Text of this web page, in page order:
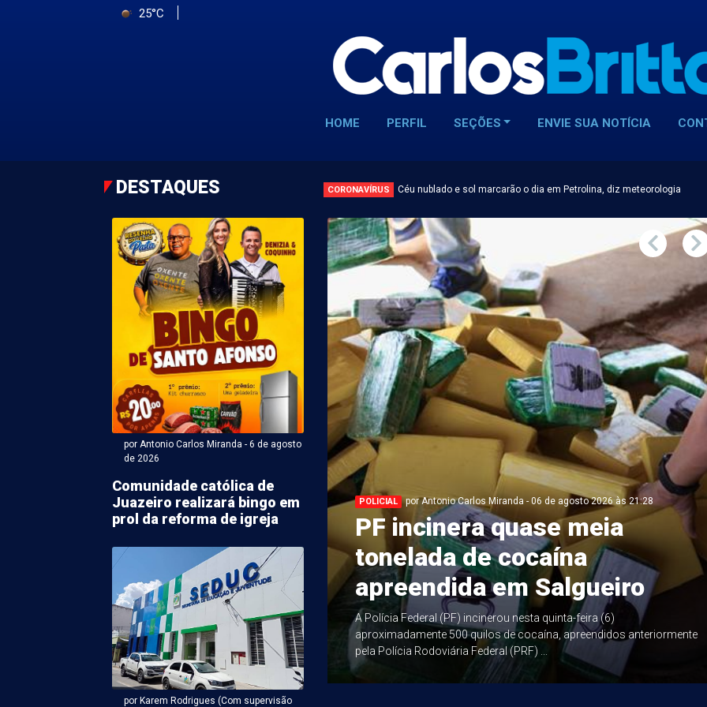
25°C
HOME PERFIL SEÇÕES ENVIE SUA NOTÍCIA
DESTAQUES CORONAVÍRUS Céu nublado e sol marcarão o dia em Petrolina, diz meteorologia
por Antonio Carlos Miranda - 6 de agosto
de 2026
Comunidade católica de
Juazeiro realizará bingo em
prol da reforma de igreja
por Karem Rodrigues (Com supervisão
Carlos Miranda - 06 de agosto 2026 às 18:50
a vice de João
tem maior
de bens em PE
governador de Pernambuco pela Frente Popular,
declarou R$ 3,7 milhões em bens à
POLICIAL por Antonio Carlos Miranda - 06 de agosto 2026 às 21:28
PF incinera quase meia
tonelada de cocaína
apreendida em Salgueiro
A Polícia Federal (PF) incinerou nesta quinta-feira (6)
aproximadamente 500 quilos de cocaína, apreendidos anteriormente
pela Polícia Rodoviária Federal (PRF) ...